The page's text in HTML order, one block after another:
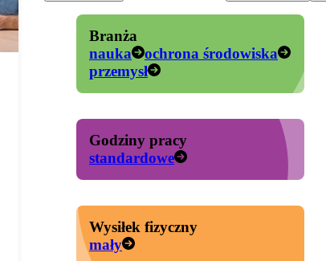
Branża
nauka
ochrona środowiska
przemysł
Godziny pracy
standardowe
Wysiłek fizyczny
mały